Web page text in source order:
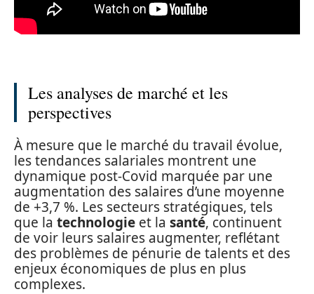
Les analyses de marché et les
perspectives
À mesure que le marché du travail évolue,
les tendances salariales montrent une
dynamique post-Covid marquée par une
augmentation des salaires d’une moyenne
de +3,7 %. Les secteurs stratégiques, tels
que la technologie et la santé, continuent
de voir leurs salaires augmenter, reflétant
des problèmes de pénurie de talents et des
enjeux économiques de plus en plus
complexes.